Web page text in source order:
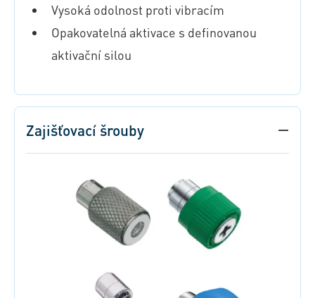
Vysoká odolnost proti vibracím
Opakovatelná aktivace s definovanou
aktivační silou
Zajišťovací šrouby